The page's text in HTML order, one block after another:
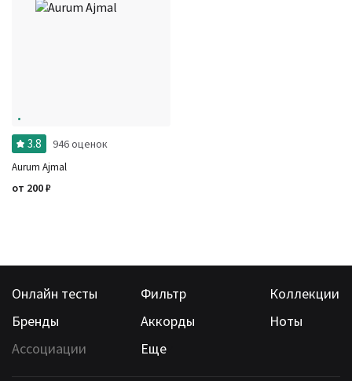
3.8 946 оценок
Aurum Ajmal
от 200₽
Онлайн тесты Фильтр
Коллекции
Бренды
Аккорды
Ноты
Ассоциации
Еще